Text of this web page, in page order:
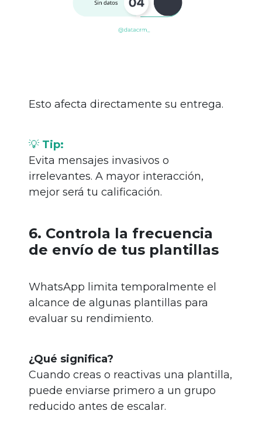
Esto afecta directamente su entrega.
💡 Tip:
Evita mensajes invasivos o
irrelevantes. A mayor interacción,
mejor será tu calificación.
6. Controla la frecuencia
de envío de tus plantillas
WhatsApp limita temporalmente el
alcance de algunas plantillas para
evaluar su rendimiento.
¿Qué significa?
Cuando creas o reactivas una plantilla,
puede enviarse primero a un grupo
reducido antes de escalar.